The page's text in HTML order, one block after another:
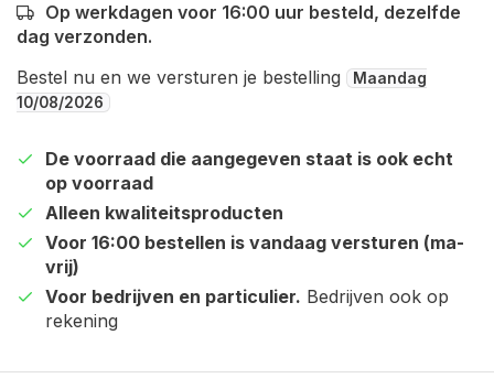
Op werkdagen voor 16:00 uur besteld, dezelfde
dag verzonden.
Bestel nu en we versturen je bestelling
Maandag
10/08/2026
De voorraad die aangegeven staat is ook echt
op voorraad
Alleen kwaliteitsproducten
Voor 16:00 bestellen is vandaag versturen (ma-
vrij)
Voor bedrijven en particulier. Bedrijven ook op
rekening